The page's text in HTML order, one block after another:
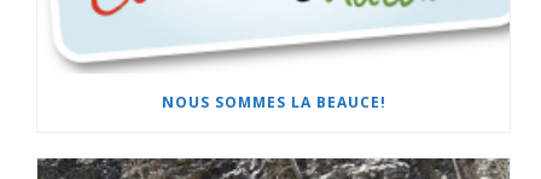
NOUS SOMMES LA BEAUCE!